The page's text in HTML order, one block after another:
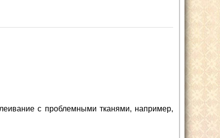
с проблемными тканями, например,